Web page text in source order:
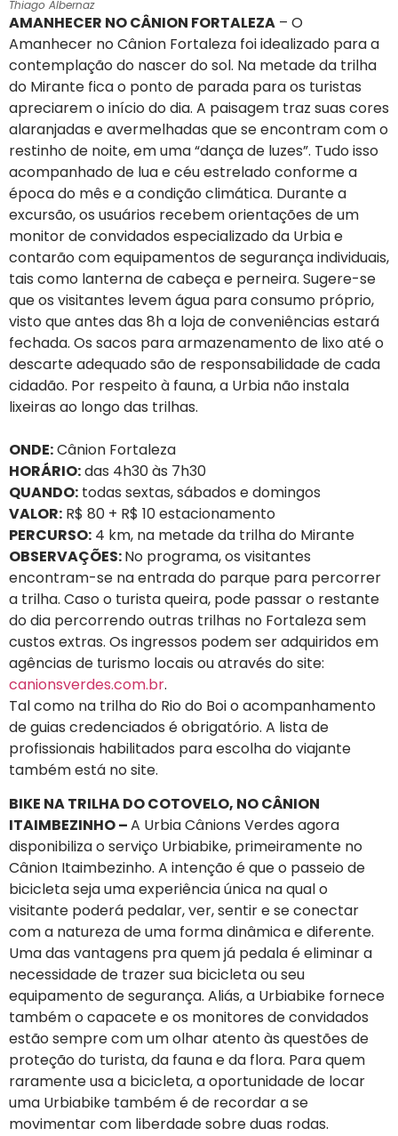
Thiago Albernaz
AMANHECER NO CÂNION FORTALEZA – O
Amanhecer no Cânion Fortaleza foi idealizado para a
contemplação do nascer do sol. Na metade da trilha
do Mirante fica o ponto de parada para os turistas
apreciarem o início do dia. A paisagem traz suas cores
alaranjadas e avermelhadas que se encontram com o
restinho de noite, em uma “dança de luzes”. Tudo isso
acompanhado de lua e céu estrelado conforme a
época do mês e a condição climática. Durante a
excursão, os usuários recebem orientações de um
monitor de convidados especializado da Urbia e
contarão com equipamentos de segurança individuais,
tais como lanterna de cabeça e perneira. Sugere-se
que os visitantes levem água para consumo próprio,
visto que antes das 8h a loja de conveniências estará
fechada. Os sacos para armazenamento de lixo até o
descarte adequado são de responsabilidade de cada
cidadão. Por respeito à fauna, a Urbia não instala
lixeiras ao longo das trilhas.
ONDE:Cânion Fortaleza
HORÁRIO:das 4h30 às 7h30
QUANDO: todas sextas, sábados e domingos
VALOR: R$ 80 + R$ 10 estacionamento
PERCURSO: 4 km, na metade da trilha do Mirante
OBSERVAÇÕES:No programa, os visitantes
encontram-se na entrada do parque para percorrer
a trilha. Caso o turista queira, pode passar o restante
do dia percorrendo outras trilhas no Fortaleza sem
custos extras. Os ingressos podem ser adquiridos em
agências de turismo locais ou através do site:
canionsverdes.com.br.
Tal como na trilha do Rio do Boi o acompanhamento
de guias credenciados é obrigatório. A lista de
profissionais habilitados para escolha do viajante
também está no site.
BIKE NA TRILHA DO COTOVELO, NO CÂNION
ITAIMBEZINHO –A Urbia Cânions Verdes agora
disponibiliza o serviço Urbiabike, primeiramente no
Cânion Itaimbezinho. A intenção é que o passeio de
bicicleta seja uma experiência única na qual o
visitante poderá pedalar, ver, sentir e se conectar
com a natureza de uma forma dinâmica e diferente.
Uma das vantagens pra quem já pedala é eliminar a
necessidade de trazer sua bicicleta ou seu
equipamento de segurança. Aliás, a Urbiabike fornece
também o capacete e os monitores de convidados
estão sempre com um olhar atento às questões de
proteção do turista, da fauna e da flora. Para quem
raramente usa a bicicleta, a oportunidade de locar
uma Urbiabike também é de recordar a se
movimentar com liberdade sobre duas rodas.